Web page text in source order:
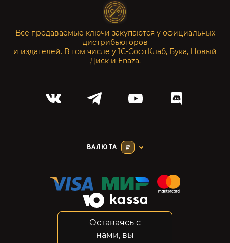
Все продаваемые ключи закупаются у официальных
дистрибьюторов
и издателей. В том числе у 1С-СофтКлаб, Бука, Новый
Диск и Enaza.
ВАЛЮТА ₽
Конфиденциальность
Оставаясь с
нами, вы